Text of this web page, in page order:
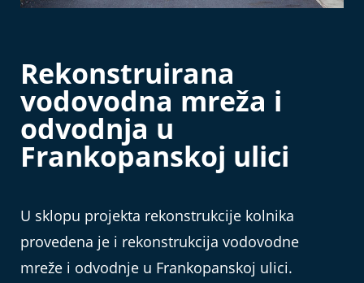
Rekonstruirana
vodovodna mreža i
odvodnja u
Frankopanskoj ulici
U sklopu projekta rekonstrukcije kolnika
provedena je i rekonstrukcija vodovodne
mreže i odvodnje u Frankopanskoj ulici.